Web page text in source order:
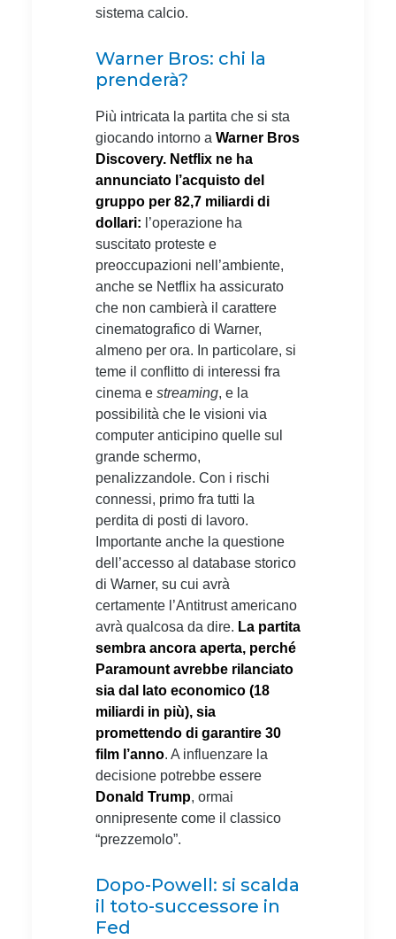
sistema calcio.
Warner Bros: chi la
prenderà?
Più intricata la partita che si sta
giocando intorno a Warner Bros
Discovery. Netflix ne ha
annunciato l’acquisto del
gruppo per 82,7 miliardi di
dollari: l’operazione ha
suscitato proteste e
preoccupazioni nell’ambiente,
anche se Netflix ha assicurato
che non cambierà il carattere
cinematografico di Warner,
almeno per ora. In particolare, si
teme il conflitto di interessi fra
cinema e streaming, e la
possibilità che le visioni via
computer anticipino quelle sul
grande schermo,
penalizzandole. Con i rischi
connessi, primo fra tutti la
perdita di posti di lavoro.
Importante anche la questione
dell’accesso al database storico
di Warner, su cui avrà
certamente l’Antitrust americano
avrà qualcosa da dire. La partita
sembra ancora aperta, perché
Paramount avrebbe rilanciato
sia dal lato economico (18
miliardi in più), sia
promettendo di garantire 30
film l’anno. A influenzare la
decisione potrebbe essere
Donald Trump, ormai
onnipresente come il classico
“prezzemolo”.
Dopo-Powell: si scalda
il toto-successore in
Fed